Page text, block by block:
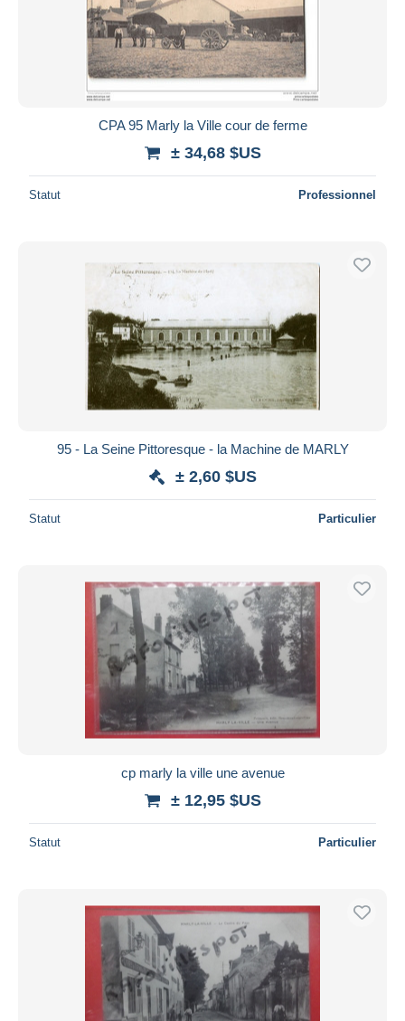
CPA 95 Marly la Ville cour de ferme
± 34,68 $US
Statut Professionnel
95 - La Seine Pittoresque - la Machine de MARLY
± 2,60 $US
Statut Particulier
cp marly la ville une avenue
± 12,95 $US
Statut Particulier